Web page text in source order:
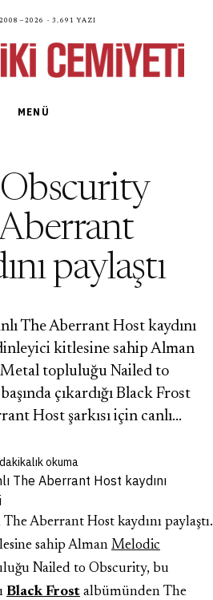
· 3.691 yazı
MENÜ
paylaştı
The Aberrant Host kaydını
dinleyici kitlesine sahip Alman
topluluğu Nailed to
çıkardığı Black Frost
Host şarkısı için canlı…
okuma
The Aberrant Host kaydını paylaştı.
sahip Alman Melodic
Nailed to Obscurity, bu
Black Frost albümünden The